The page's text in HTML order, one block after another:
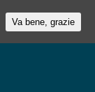
Va bene, grazie